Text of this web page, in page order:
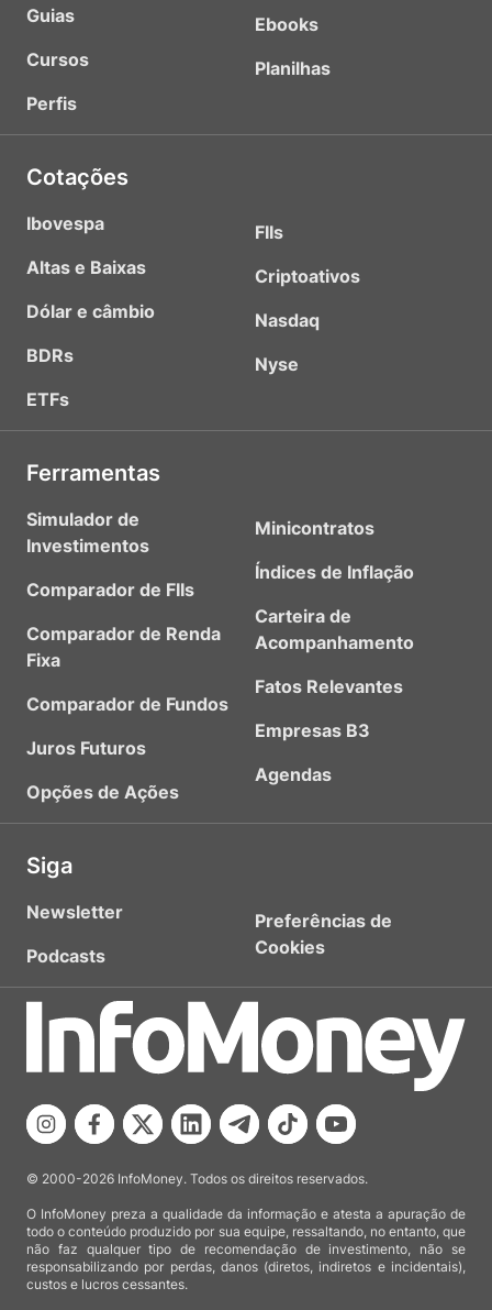
Guias
Cursos
Perfis
Ebooks
Planilhas
Cotações
Ibovespa
Altas e Baixas
Dólar e câmbio
BDRs
ETFs
FIIs
Criptoativos
Nasdaq
Nyse
Ferramentas
Simulador de
Investimentos
Comparador de FIIs
Comparador de Renda
Fixa
Comparador de Fundos
Juros Futuros
Opções de Ações
Minicontratos
Índices de Inflação
Carteira de
Acompanhamento
Fatos Relevantes
Empresas B3
Agendas
Siga
Newsletter
Podcasts
Preferências de
Cookies
© 2000-2026 InfoMoney. Todos os direitos reservados.
O InfoMoney preza a qualidade da informação e atesta a apuração de
todo o conteúdo produzido por sua equipe, ressaltando, no entanto, que
não faz qualquer tipo de recomendação de investimento, não se
responsabilizando por perdas, danos (diretos, indiretos e incidentais),
custos e lucros cessantes.